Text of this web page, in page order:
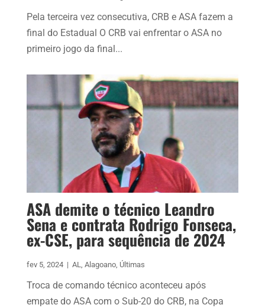
Pela terceira vez consecutiva, CRB e ASA fazem a
final do Estadual O CRB vai enfrentar o ASA no
primeiro jogo da final...
ASA demite o técnico Leandro
Sena e contrata Rodrigo Fonseca,
ex-CSE, para sequência de 2024
fev 5, 2024 | AL, Alagoano, Últimas
Troca de comando técnico aconteceu após
empate do ASA com o Sub-20 do CRB, na Copa